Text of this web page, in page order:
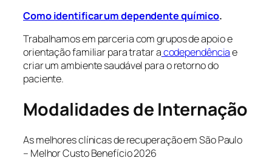
Como identificar um dependente químico.
Trabalhamos em parceria com grupos de apoio e
orientação familiar para tratar acodependênciae
criar um ambiente saudável para o retorno do
paciente.
Modalidades de Internação
As melhores clínicas de recuperação em São Paulo
– Melhor Custo Benefício 2026